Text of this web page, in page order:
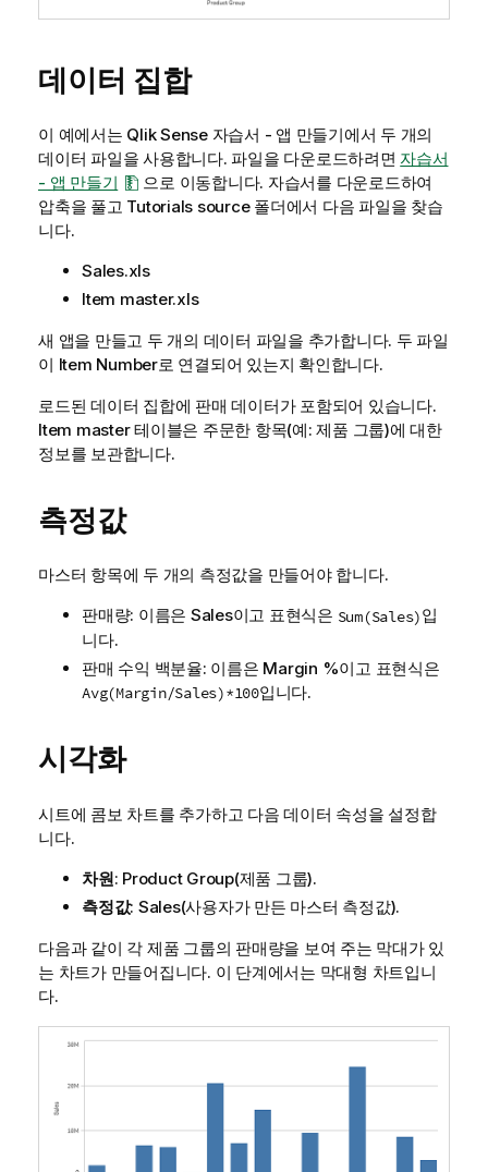
데이터 집합
이 예에서는 Qlik Sense 자습서 - 앱 만들기에서 두 개의
데이터 파일을 사용합니다. 파일을 다운로드하려면 자습서
- 앱 만들기
으로 이동합니다. 자습서를 다운로드하여
압축을 풀고 Tutorials source폴더에서 다음 파일을 찾습
니다.
Sales.xls
Item master.xls
새 앱을 만들고 두 개의 데이터 파일을 추가합니다. 두 파일
이 Item Number로 연결되어 있는지 확인합니다.
로드된 데이터 집합에 판매 데이터가 포함되어 있습니다.
Item master테이블은 주문한 항목(예: 제품 그룹)에 대한
정보를 보관합니다.
측정값
마스터 항목에 두 개의 측정값을 만들어야 합니다.
판매량: 이름은 Sales이고 표현식은 Sum(Sales)입
니다.
판매 수익 백분율: 이름은 Margin %이고 표현식은
Avg(Margin/Sales)*100입니다.
시각화
시트에 콤보 차트를 추가하고 다음 데이터 속성을 설정합
니다.
차원: Product Group(제품 그룹).
측정값: Sales(사용자가 만든 마스터 측정값).
다음과 같이 각 제품 그룹의 판매량을 보여 주는 막대가 있
는 차트가 만들어집니다. 이 단계에서는 막대형 차트입니
다.